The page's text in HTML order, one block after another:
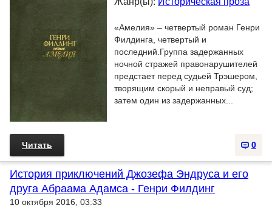
«Амелия» – четвертый роман Генри
Филдинга, четвертый и
последний.Группа задержанных
ночной стражей правонарушителей
предстает перед судьей Трэшером,
творящим скорый и неправый суд;
затем один из задержанных...
0
Читать
История приключений Джозефа Эндруса и его
друга Абраама Адамса - Генри Филдинг
10 октября 2016, 03:33